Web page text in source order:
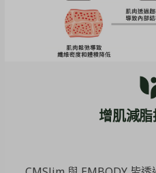
增肌減